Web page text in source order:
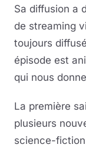
Sa diffusion a
de streaming
toujours
épisode est
qui nous
La première
plusieurs
science-